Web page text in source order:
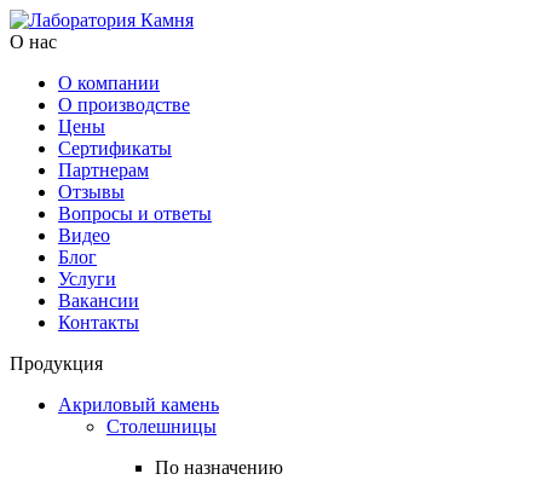
О нас
О компании
О производстве
Цены
Cертификаты
Партнерам
Отзывы
Вопросы и ответы
Видео
Блог
Услуги
Вакансии
Контакты
Продукция
Акриловый камень
Столешницы
По назначению